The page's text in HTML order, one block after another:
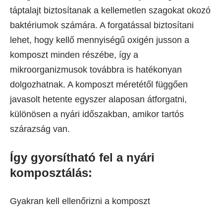
táptalajt biztosítanak a kellemetlen szagokat okozó
baktériumok számára. A forgatással biztosítani
lehet, hogy kellő mennyiségű oxigén jusson a
komposzt minden részébe, így a
mikroorganizmusok továbbra is hatékonyan
dolgozhatnak. A komposzt méretétől függően
javasolt hetente egyszer alaposan átforgatni,
különösen a nyári időszakban, amikor tartós
szárazság van.
Így gyorsítható fel a nyári
komposztálás:
Gyakran kell ellenőrizni a komposzt